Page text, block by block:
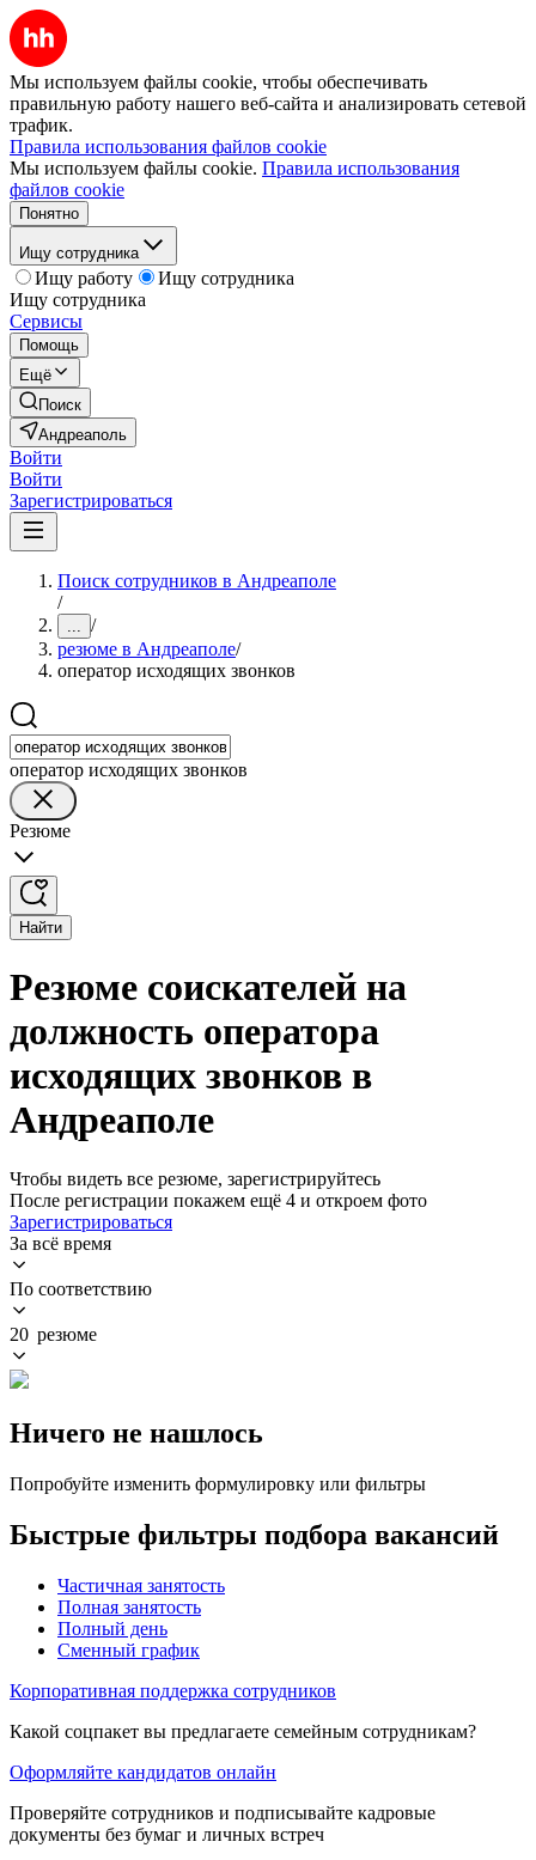
Мы используем файлы cookie, чтобы обеспечивать
правильную работу нашего веб-сайта и анализировать сетевой
трафик.
Правила использования файлов cookie
Мы используем файлы cookie. Правила использования
файлов cookie
Понятно
Ищу сотрудника
Ищу работу
Ищу сотрудника
Ищу сотрудника
Сервисы
Помощь
Ещё
Поиск
Андреаполь
Войти
Войти
Зарегистрироваться
Поиск сотрудников в Андреаполе
/
... /
резюме в Андреаполе/
оператор исходящих звонков
оператор исходящих звонков
Резюме
Найти
Резюме соискателей на
должность оператора
исходящих звонков в
Андреаполе
Чтобы видеть все резюме, зарегистрируйтесь
После регистрации покажем ещё 4 и откроем фото
Зарегистрироваться
За всё время
По соответствию
20 резюме
Ничего не нашлось
Попробуйте изменить формулировку или фильтры
Быстрые фильтры подбора вакансий
Частичная занятость
Полная занятость
Полный день
Сменный график
Корпоративная поддержка сотрудников
Какой соцпакет вы предлагаете семейным сотрудникам?
Оформляйте кандидатов онлайн
Проверяйте сотрудников и подписывайте кадровые
документы без бумаг и личных встреч